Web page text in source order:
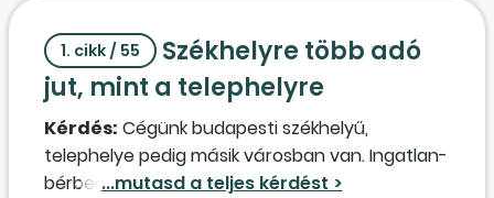
1. cikk / 55
Székhelyre több adó
jut, mint a telephelyre
Kérdés: Cégünk budapesti székhelyű,
telephelye pedig másik városban van. Ingatlan-
bérbeadás a fő tevékenység, és egy darab